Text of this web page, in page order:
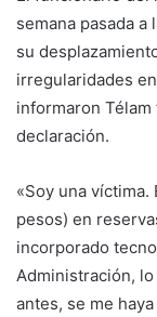
semana pasada a
su
irregularidades
informaron
declaración.
«Soy una
pesos) en
incorporado
Administración,
antes, se me